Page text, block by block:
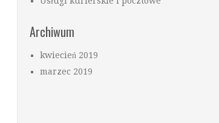
Archiwum
kwiecień 2019
marzec 2019